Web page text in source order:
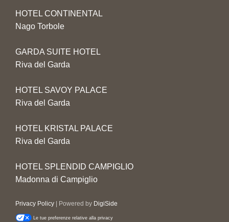
HOTEL CONTINENTAL
Nago Torbole
GARDA SUITE HOTEL
Riva del Garda
HOTEL SAVOY PALACE
Riva del Garda
HOTEL KRISTAL PALACE
Riva del Garda
HOTEL SPLENDID CAMPIGLIO
Madonna di Campiglio
Privacy Policy | Powered by DigiSide
Le tue preferenze relative alla privacy